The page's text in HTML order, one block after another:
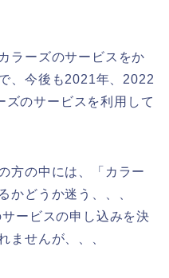
ラーズのサービスをか
、今後も2021年、2022
のサービスを利用して
方の中には、「カラー
かどうか迷う、、、
サービスの申し込みを決
ませんが、、、